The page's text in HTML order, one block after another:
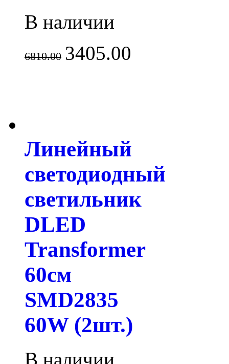
В наличии
6810.00 3405.00
Линейный
светодиодный
светильник
DLED
Transformer
60см
SMD2835
60W (2шт.)
В наличии